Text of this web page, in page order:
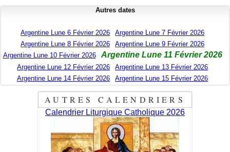
Autres dates
Argentine Lune 6 Février 2026
Argentine Lune 7 Février 2026
Argentine Lune 8 Février 2026
Argentine Lune 9 Février 2026
Argentine Lune 10 Février 2026
Argentine Lune 11 Février 2026
Argentine Lune 12 Février 2026
Argentine Lune 13 Février 2026
Argentine Lune 14 Février 2026
Argentine Lune 15 Février 2026
AUTRES CALENDRIERS
Calendrier Liturgique Catholique 2026